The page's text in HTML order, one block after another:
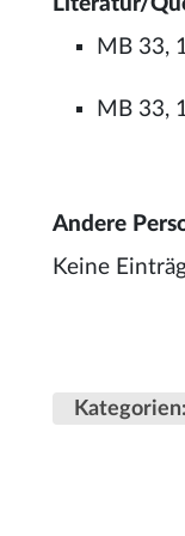
MB 33,
MB 33,
Andere
Keine
Kategorien: